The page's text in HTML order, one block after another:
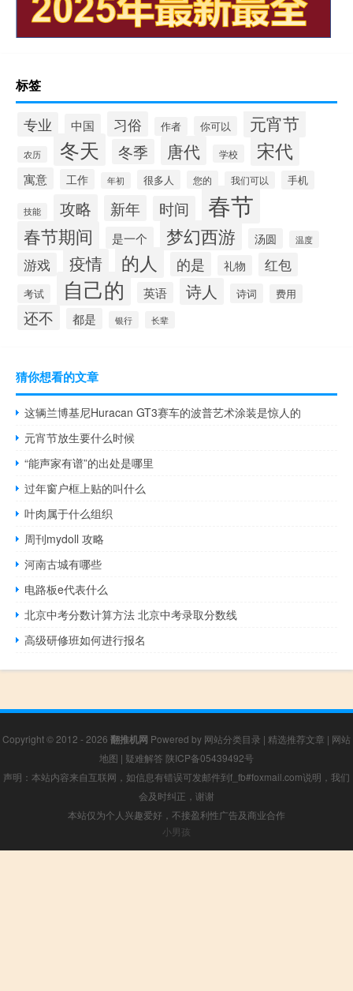
标签
专业 中国 习俗 作者 你可以 元宵节
农历 冬天 冬季 唐代 学校 宋代
寓意 工作 年初 很多人 您的 我们可以 手机
技能 攻略 新年 时间 春节
春节期间 是一个 梦幻西游 汤圆 温度
游戏 疫情 的人 的是 礼物 红包
考试 自己的 英语 诗人 诗词 费用
还不 都是 银行 长辈
猜你想看的文章
这辆兰博基尼Huracan GT3赛车的波普艺术涂装是惊人的
元宵节放生要什么时候
“能声家有谱”的出处是哪里
过年窗户框上贴的叫什么
叶肉属于什么组织
周刊mydoll 攻略
河南古城有哪些
电路板e代表什么
北京中考分数计算方法 北京中考录取分数线
高级研修班如何进行报名
Copyright © 2012 - 2026 翻推机网 Powered by 网站分类目录 | 精选推荐文章 | 网站
地图 | 疑难解答 陕ICP备05439492号
声明：本站内容来自互联网，如信息有错误可发邮件到f_fb#foxmail.com说明，我们
会及时纠正，谢谢
本站仅为个人兴趣爱好，不接盈利性广告及商业合作
小男孩